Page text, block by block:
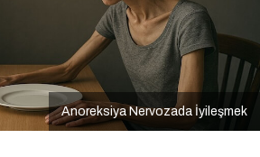
Anoreksiya Nervozada İyileşmek